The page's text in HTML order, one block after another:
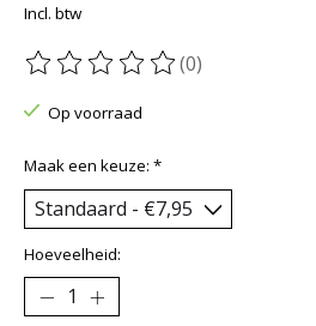
Incl. btw
De beoordeling van dit product is
(0)
Op voorraad
Maak een keuze: *
Hoeveelheid: